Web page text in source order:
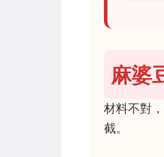
麻婆
材料不對
截。